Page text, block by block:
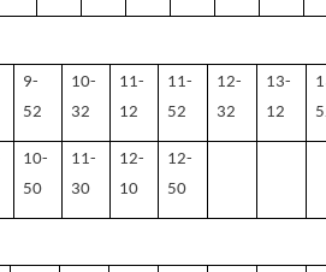
9-
52
10-
32
11-
12
11-
52
12-
32
13-
12
10-
50
11-
30
12-
10
12-
50